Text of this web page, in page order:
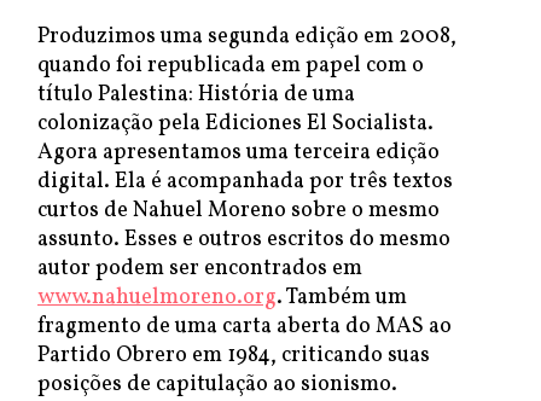
Produzimos uma segunda edição em 2008,
quando foi republicada em papel com o
título Palestina: História de uma
colonização pela Ediciones El Socialista.
Agora apresentamos uma terceira edição
digital. Ela é acompanhada por três textos
curtos de Nahuel Moreno sobre o mesmo
assunto. Esses e outros escritos do mesmo
autor podem ser encontrados em
www.nahuelmoreno.org. Também um
fragmento de uma carta aberta do MAS ao
Partido Obrero em 1984, criticando suas
posições de capitulação ao sionismo.